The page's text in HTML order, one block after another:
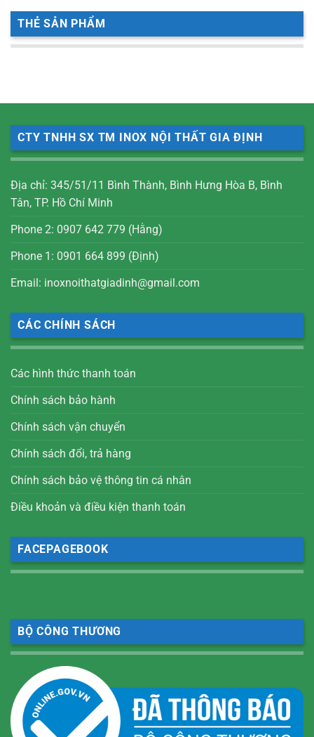
THẺ SẢN PHẨM
CTY TNHH SX TM INOX NỘI THẤT GIA ĐỊNH
Địa chỉ: 345/51/11 Bình Thành, Bình Hưng Hòa B, Bình
Tân, TP. Hồ Chí Minh
Phone 2: 0907 642 779 (Hằng)
Phone 1: 0901 664 899 (Định)
Email: inoxnoithatgiadinh@gmail.com
CÁC CHÍNH SÁCH
Các hình thức thanh toán
Chính sách bảo hành
Chính sách vận chuyển
Chính sách đổi, trả hàng
Chính sách bảo vệ thông tin cá nhân
Điều khoản và điều kiện thanh toán
FACEPAGEBOOK
BỘ CÔNG THƯƠNG